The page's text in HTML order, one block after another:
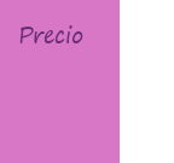
Precio